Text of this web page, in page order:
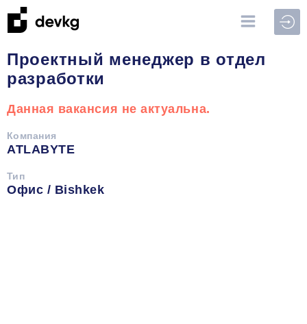
Проектный менеджер в отдел
разработки
Данная вакансия не актуальна.
Компания
ATLABYTE
Тип
Офис / Bishkek